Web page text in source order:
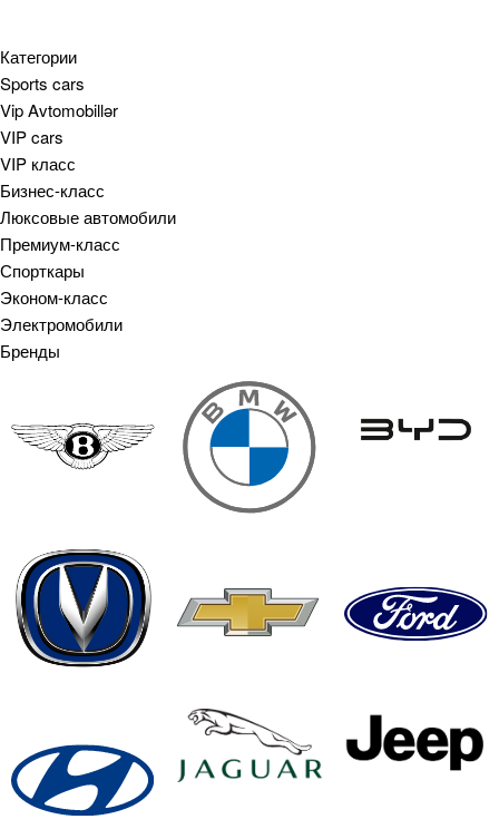
Категории
Sports cars
Vip Avtomobillər
VIP cars
VIP класс
Бизнес-класс
Люксовые автомобили
Премиум-класс
Спорткары
Эконом-класс
Электромобили
Бренды